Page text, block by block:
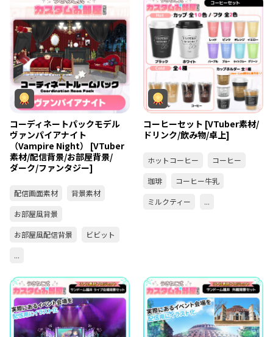
コーディネートパックモデル
ヴァンパイアナイト
（Vampire Night） [VTuber
素材/配信背景/お部屋背景/
ダーク/ファンタジー]
配信画面素材
背景素材
お部屋風背景
お部屋風配信背景
ビビット
...
コーヒーセット [VTuber素材/
ドリンク/飲み物/卓上]
ホットコーヒー
コーヒー
珈琲
コーヒー牛乳
ミルクティー
...